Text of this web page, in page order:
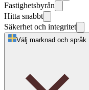
Fastighetsbyrån
Hitta snabbt
Säkerhet och integritet
Välj marknad och språk